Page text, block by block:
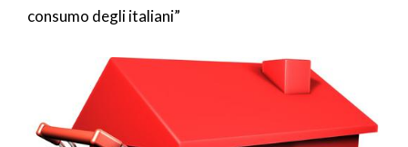
consumo degli italiani”